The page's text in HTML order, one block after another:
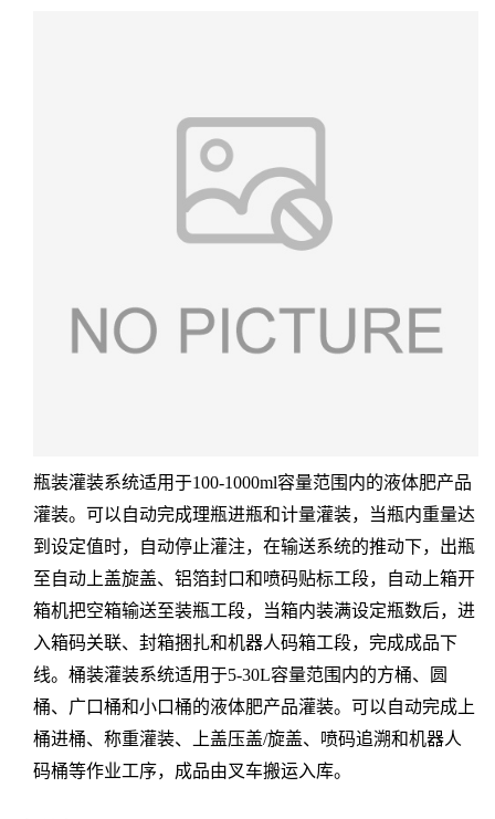
瓶装灌装系统适用于100-1000ml容量范围内的液体肥产品
灌装。可以自动完成理瓶进瓶和计量灌装，当瓶内重量达
到设定值时，自动停止灌注，在输送系统的推动下，出瓶
至自动上盖旋盖、铝箔封口和喷码贴标工段，自动上箱开
箱机把空箱输送至装瓶工段，当箱内装满设定瓶数后，进
入箱码关联、封箱捆扎和机器人码箱工段，完成成品下
线。桶装灌装系统适用于5-30L容量范围内的方桶、圆
桶、广口桶和小口桶的液体肥产品灌装。可以自动完成上
桶进桶、称重灌装、上盖压盖/旋盖、喷码追溯和机器人
码桶等作业工序，成品由叉车搬运入库。